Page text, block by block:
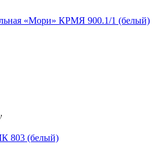
«Мори» КРМЯ 900.1/1 (белый)
803 (белый)